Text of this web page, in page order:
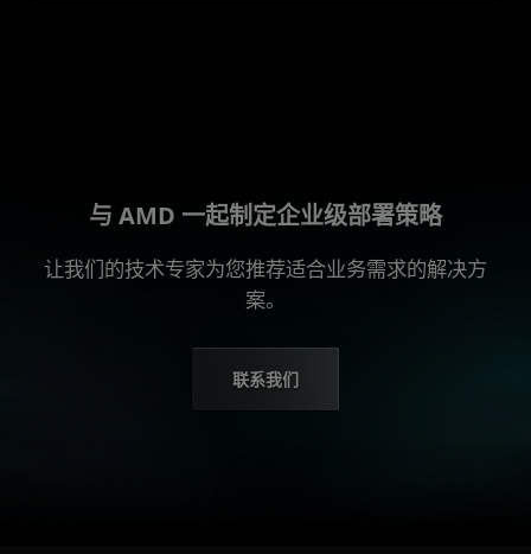
与 AMD 一起制定企业级部署策略
让我们的技术专家为您推荐适合业务需求的解决方
案。
联系我们